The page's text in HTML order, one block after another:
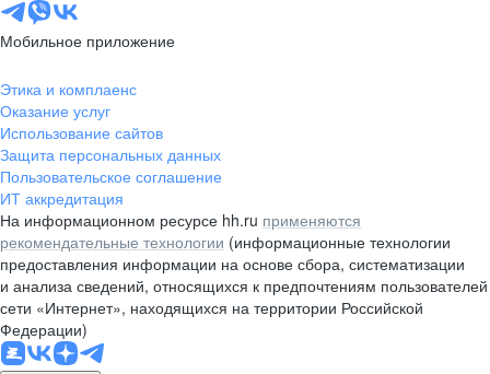
Мобильное приложение
Этика и комплаенс
Оказание услуг
Использование сайтов
Защита персональных данных
Пользовательское соглашение
ИТ аккредитация
На информационном ресурсе hh.ru применяются
рекомендательные технологии (информационные технологии
предоставления информации на основе сбора, систематизации
и анализа сведений, относящихся к предпочтениям пользователей
сети «Интернет», находящихся на территории Российской
Федерации)